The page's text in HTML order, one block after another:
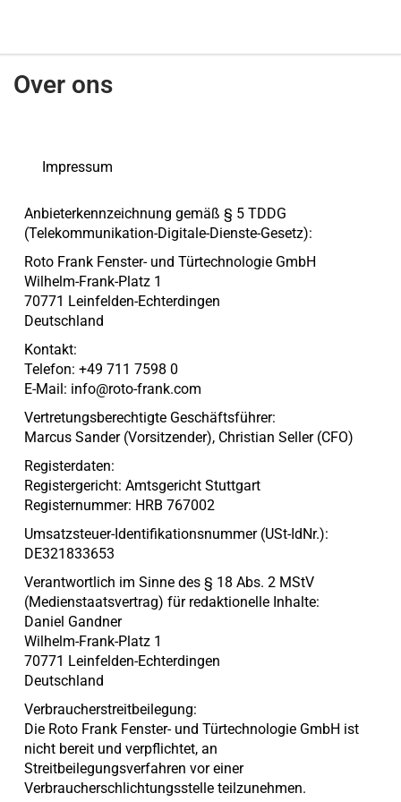
Over ons
Impressum
Anbieterkennzeichnung gemäß § 5 TDDG
(Telekommunikation-Digitale-Dienste-Gesetz):
Roto Frank Fenster- und Türtechnologie GmbH
Wilhelm-Frank-Platz 1
70771 Leinfelden-Echterdingen
Deutschland
Kontakt:
Telefon: +49 711 7598 0
E-Mail: info@roto-frank.com
Vertretungsberechtigte Geschäftsführer:
Marcus Sander (Vorsitzender), Christian Seller (CFO)
Registerdaten:
Registergericht: Amtsgericht Stuttgart
Registernummer: HRB 767002
Umsatzsteuer-Identifikationsnummer (USt-IdNr.):
DE321833653
Verantwortlich im Sinne des § 18 Abs. 2 MStV
(Medienstaatsvertrag) für redaktionelle Inhalte:
Daniel Gandner
Wilhelm-Frank-Platz 1
70771 Leinfelden-Echterdingen
Deutschland
Verbraucherstreitbeilegung:
Die Roto Frank Fenster- und Türtechnologie GmbH ist
nicht bereit und verpflichtet, an
Streitbeilegungsverfahren vor einer
Verbraucherschlichtungsstelle teilzunehmen.